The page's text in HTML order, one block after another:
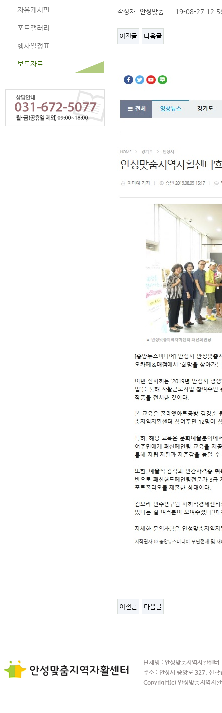
자유게시판
포토갤러리
행사일정표
보도자료
작성자 안성맞춤 19-08-27
이전글 다음글
이전글 다음글
단체명 : 안성맞춤지역자활센
주소 : 안성시 중앙로 327, 산
Copyright(c) 안성맞춤지역